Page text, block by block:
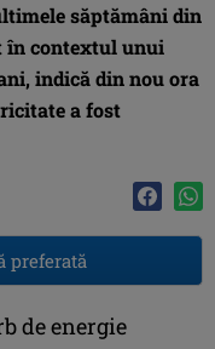
săptămâni din
în contextul unui
indică din nou ora
a fost
preferată
de energie